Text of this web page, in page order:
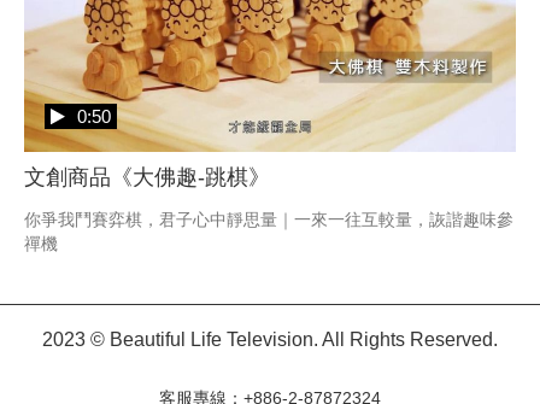
文創商品《大佛趣-跳棋》
0:50
你爭我鬥賽弈棋，君子心中靜思量｜一來一往互較量，詼諧趣味參
禪機
2023 © Beautiful Life Television. All Rights Reserved.
客服專線：+886-2-87872324